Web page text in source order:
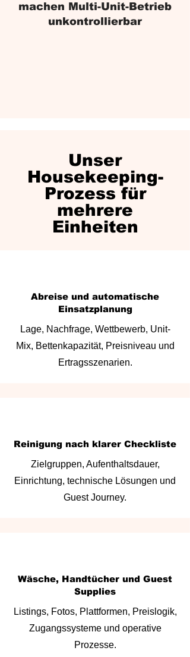
machen Multi-Unit-Betrieb
unkontrollierbar
Unser
Housekeeping-
Prozess für
mehrere
Einheiten
Abreise und automatische
Einsatzplanung
Lage, Nachfrage, Wettbewerb, Unit-
Mix, Bettenkapazität, Preisniveau und
Ertragsszenarien.
Reinigung nach klarer Checkliste
Zielgruppen, Aufenthaltsdauer,
Einrichtung, technische Lösungen und
Guest Journey.
Wäsche, Handtücher und Guest
Supplies
Listings, Fotos, Plattformen, Preislogik,
Zugangssysteme und operative
Prozesse.